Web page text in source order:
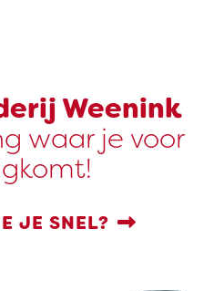
Weenink
waar je voor
JE SNEL?